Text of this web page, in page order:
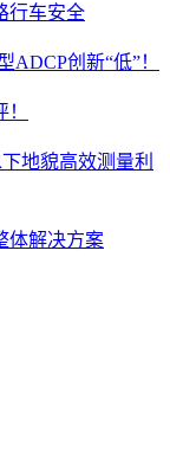
行车安全
创新“低”！
地貌高效测量利
体解决方案